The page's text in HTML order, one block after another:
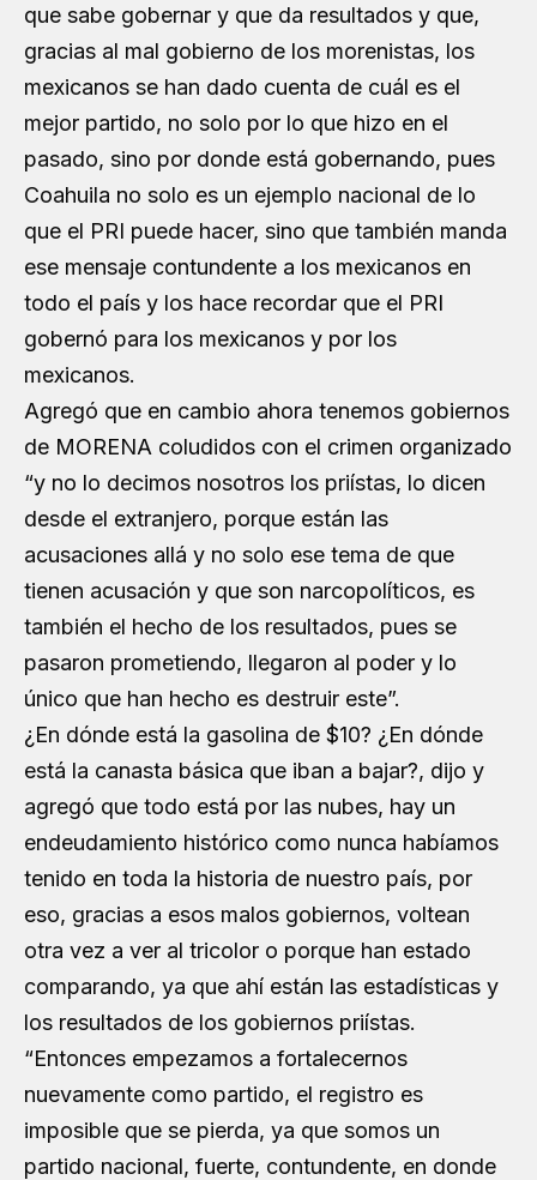
que sabe gobernar y que da resultados y que,
gracias al mal gobierno de los morenistas, los
mexicanos se han dado cuenta de cuál es el
mejor partido, no solo por lo que hizo en el
pasado, sino por donde está gobernando, pues
Coahuila no solo es un ejemplo nacional de lo
que el PRI puede hacer, sino que también manda
ese mensaje contundente a los mexicanos en
todo el país y los hace recordar que el PRI
gobernó para los mexicanos y por los
mexicanos.
Agregó que en cambio ahora tenemos gobiernos
de MORENA coludidos con el crimen organizado
“y no lo decimos nosotros los priístas, lo dicen
desde el extranjero, porque están las
acusaciones allá y no solo ese tema de que
tienen acusación y que son narcopolíticos, es
también el hecho de los resultados, pues se
pasaron prometiendo, llegaron al poder y lo
único que han hecho es destruir este”.
¿En dónde está la gasolina de $10? ¿En dónde
está la canasta básica que iban a bajar?, dijo y
agregó que todo está por las nubes, hay un
endeudamiento histórico como nunca habíamos
tenido en toda la historia de nuestro país, por
eso, gracias a esos malos gobiernos, voltean
otra vez a ver al tricolor o porque han estado
comparando, ya que ahí están las estadísticas y
los resultados de los gobiernos priístas.
“Entonces empezamos a fortalecernos
nuevamente como partido, el registro es
imposible que se pierda, ya que somos un
partido nacional, fuerte, contundente, en donde